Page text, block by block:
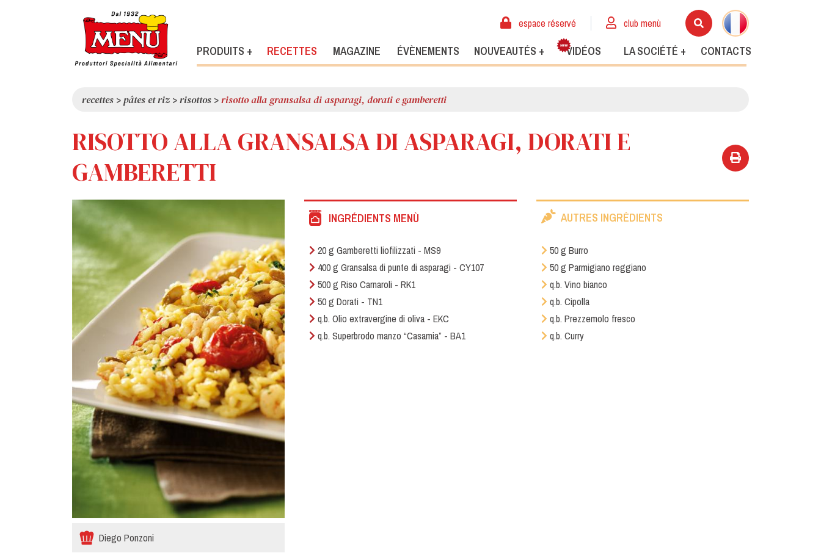
espace réservé club menù
PRODUITS + RECETTES MAGAZINE ÉVÈNEMENTS NOUVEAUTÉS + VIDÉOS LA SOCIÉTÉ + CONTACTS
recettes >pâtes et riz >risottos >risotto alla gransalsa di asparagi, dorati e gamberetti
RISOTTO ALLA GRANSALSA DI ASPARAGI, DORATI E
GAMBERETTI
Diego Ponzoni
INGRÉDIENTS MENÙ
20 g Gamberetti liofilizzati - MS9
400 g Gransalsa di punte di asparagi - CY107
500 g Riso Carnaroli - RK1
50 g Dorati - TN1
q.b. Olio extravergine di oliva - EKC
q.b. Superbrodo manzo “Casamia” - BA1
AUTRES INGRÉDIENTS
50 g Burro
50 g Parmigiano reggiano
q.b. Vino bianco
q.b. Cipolla
q.b. Prezzemolo fresco
q.b. Curry